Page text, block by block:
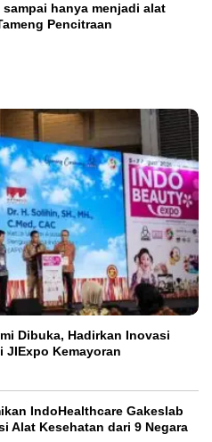
hanya menjadi alat
Pencitraan
Dibuka, Hadirkan Inovasi
JIExpo Kemayoran
IndoHealthcare Gakeslab
Alat Kesehatan dari 9 Negara